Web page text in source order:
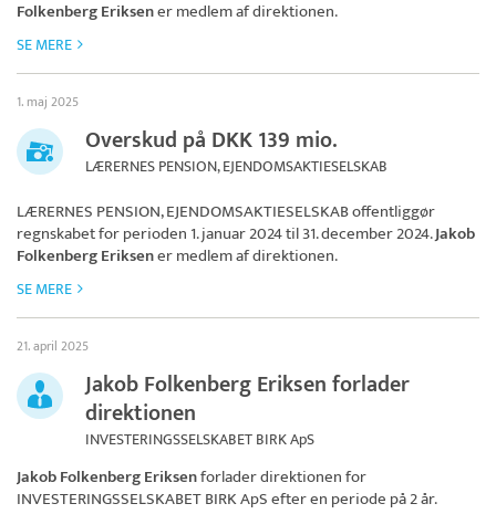
Folkenberg Eriksener medlem af direktionen.
SE MERE
1. maj 2025
Overskud på DKK 139 mio.
LÆRERNES PENSION, EJENDOMSAKTIESELSKAB
LÆRERNES PENSION, EJENDOMSAKTIESELSKABoffentliggør
regnskabet for perioden 1. januar 2024 til 31. december 2024.Jakob
Folkenberg Eriksener medlem af direktionen.
SE MERE
21. april 2025
Jakob Folkenberg Eriksen forlader
direktionen
INVESTERINGSSELSKABET BIRK ApS
Jakob Folkenberg Eriksenforlader direktionen for
INVESTERINGSSELSKABET BIRK ApSefter en periode på 2 år.